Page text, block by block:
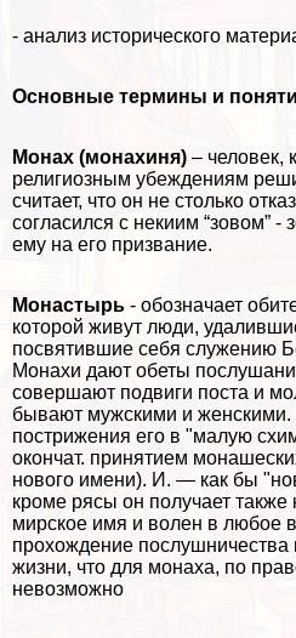
- анализ исторического
Основные термины и
Монах (монахиня) – человек,
религиозным убеждениям
считает, что он не столько
согласился с некиим “зовом” -
ему на его призвание.
Монастырь - обозначает
которой живут люди,
посвятившие себя служению
Монахи дают обеты
совершают подвиги поста и
бывают мужскими и женскими.
пострижения его в "малую
окончат. принятием
нового имени). И. — как бы
кроме рясы он получает также
мирское имя и волен в любое
прохождение послушничества
жизни, что для монаха, по
невозможно